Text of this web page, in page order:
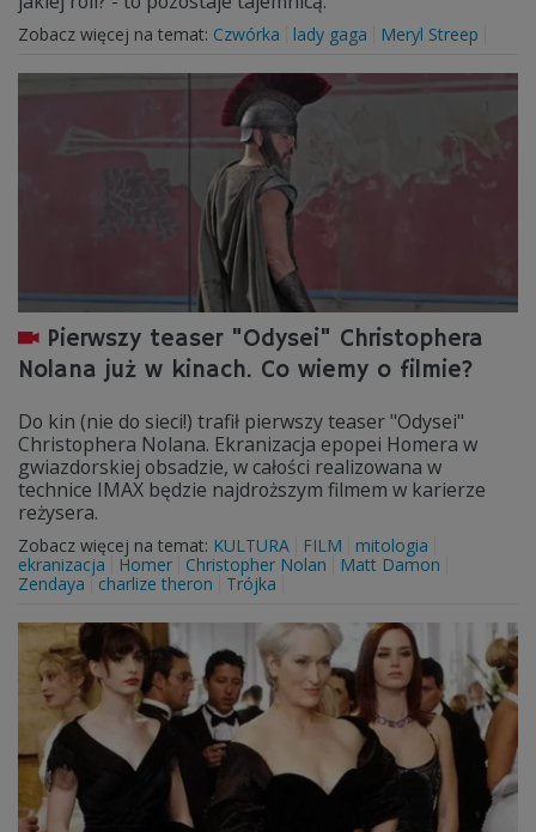
Zobacz więcej na temat: Czwórka lady gaga Meryl Streep
Pierwszy teaser "Odysei" Christophera
Nolana już w kinach. Co wiemy o filmie?
Do kin (nie do sieci!) trafił pierwszy teaser "Odysei"
Christophera Nolana. Ekranizacja epopei Homera w
gwiazdorskiej obsadzie, w całości realizowana w
technice IMAX będzie najdroższym filmem w karierze
reżysera.
Zobacz więcej na temat: KULTURA FILM
mitologia
ekranizacja
Homer Christopher Nolan
Matt Damon
Zendaya
charlize theron Trójka